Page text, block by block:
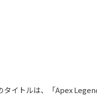
タイトルは、「Apex